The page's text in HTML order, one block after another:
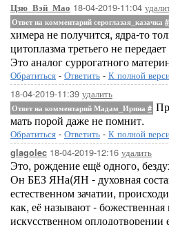
Цзю_Вэй_Мао 18-04-2019-11:04
Ответ на комментарий сероглазая_казачка #
химера не получится, ядра-то
цитоплазма третьего не
Это аналог суррогатного
Обратиться - Ответить - К полной
18-04-2019-11:39 удалить
Ответ на комментарий Мадам_Ирина #
мать порой даже не помнит.
Обратиться - Ответить - К полной
glagolec 18-04-2019-12:16 удалить
Это, рождение ещё одного,
Он БЕЗ ЯНа(ЯН - духовная
естественном зачатии,
как, её называют - божественная
искусственном оплодотворении